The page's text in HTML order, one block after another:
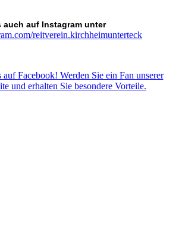
auch auf Instagram unter
reitverein.kirchheimunterteck
auf Facebook! Werden Sie ein Fan unserer
und erhalten Sie besondere Vorteile.